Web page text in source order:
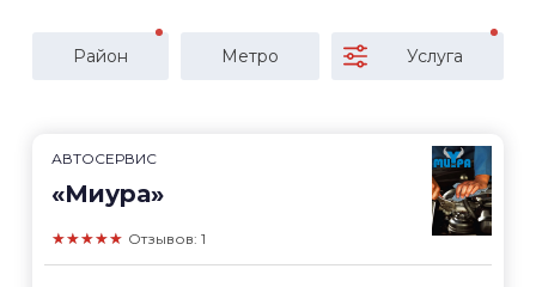
Район Метро Услуга
АВТОСЕРВИС
«Миура»
★★★★★ Отзывов: 1